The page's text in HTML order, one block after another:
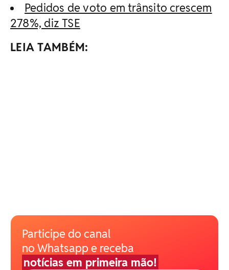
Pedidos de voto em trânsito crescem
278%, diz TSE
LEIA TAMBÉM:
Participe do canal
no Whatsapp e receba
notícias em primeira mão!